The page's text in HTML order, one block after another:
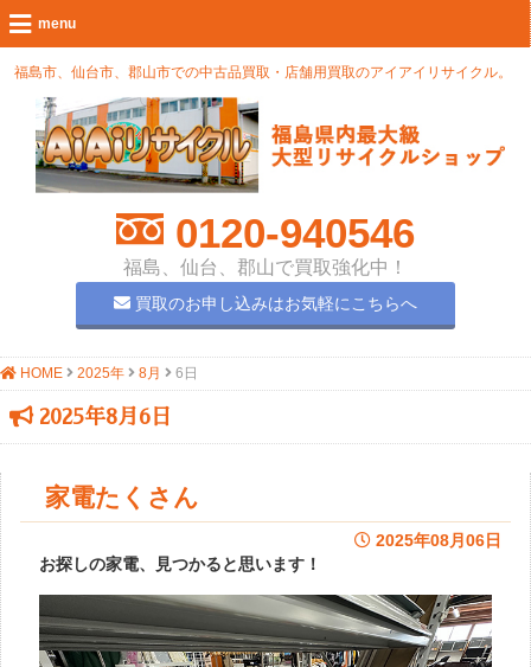
福島市、仙台市、郡山市での中古品買取・店舗用買取のアイアイリサイクル。
0120-940546
福島、仙台、郡山で買取強化中！
買取のお申し込みはお気軽にこちらへ
HOME 2025年 8月 6日
2025年8月6日
家電たくさん
2025年08月06日
お探しの家電、見つかると思います！